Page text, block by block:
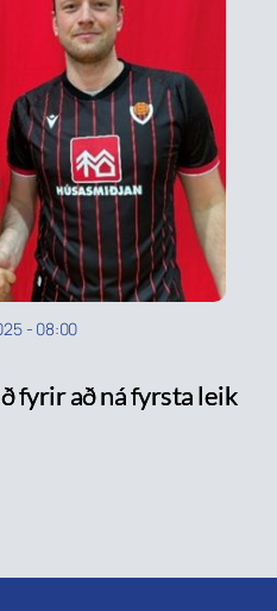
- 08:00
fyrir að ná fyrsta leik